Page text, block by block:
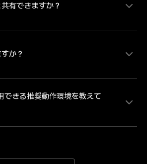
手ダイジェスト映像や試合ハイラ
ばどなたでも無料で視聴いただけま
の登録が必要となります。
コンテンツをご視聴いただく場
録にあたり Android端末のアプリか
のアプリからお支払い方法をご登録
ト/デビットカード、モバイルキャ
希望の場合は、SPOTV NOWのWEB
を進めてください。※ご登録完了後
アドレスとパスワードにてログイン
有できますか？
1人のユーザーのみがアクセスでき
ウトされます。
か？
本向けのサービスです。海外ではご
。中継権と著作権の範囲外にある海
しております。海外中継者の権利を
よろしくお願いいたします。
きる推奨動作環境を教えて